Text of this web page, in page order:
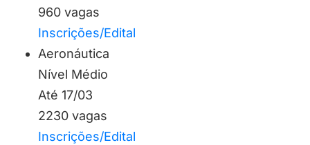
960 vagas
Inscrições/Edital
Aeronáutica
Nível Médio
Até 17/03
2230 vagas
Inscrições/Edital